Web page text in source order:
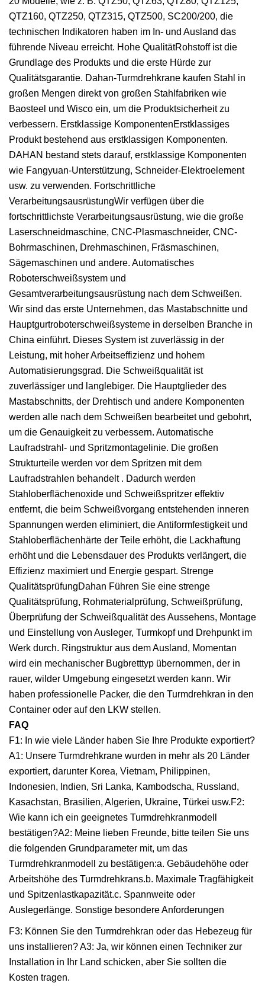
QTZ160, QTZ250, QTZ315, QTZ500, SC200/200, die
technischen Indikatoren haben im In- und Ausland das
führende Niveau erreicht. Hohe QualitätRohstoff ist die
Grundlage des Produkts und die erste Hürde zur
Qualitätsgarantie. Dahan-Turmdrehkrane kaufen Stahl in
großen Mengen direkt von großen Stahlfabriken wie
Baosteel und Wisco ein, um die Produktsicherheit zu
verbessern. Erstklassige KomponentenErstklassiges
Produkt bestehend aus erstklassigen Komponenten.
DAHAN bestand stets darauf, erstklassige Komponenten
wie Fangyuan-Unterstützung, Schneider-Elektroelement
usw. zu verwenden. Fortschrittliche
VerarbeitungsausrüstungWir verfügen über die
fortschrittlichste Verarbeitungsausrüstung, wie die große
Laserschneidmaschine, CNC-Plasmaschneider, CNC-
Bohrmaschinen, Drehmaschinen, Fräsmaschinen,
Sägemaschinen und andere. Automatisches
Roboterschweißsystem und
Gesamtverarbeitungsausrüstung nach dem Schweißen.
Wir sind das erste Unternehmen, das Mastabschnitte und
Hauptgurtroboterschweißsysteme in derselben Branche in
China einführt. Dieses System ist zuverlässig in der
Leistung, mit hoher Arbeitseffizienz und hohem
Automatisierungsgrad. Die Schweißqualität ist
zuverlässiger und langlebiger. Die Hauptglieder des
Mastabschnitts, der Drehtisch und andere Komponenten
werden alle nach dem Schweißen bearbeitet und gebohrt,
um die Genauigkeit zu verbessern. Automatische
Laufradstrahl- und Spritzmontagelinie. Die großen
Strukturteile werden vor dem Spritzen mit dem
Laufradstrahlen behandelt . Dadurch werden
Stahloberflächenoxide und Schweißspritzer effektiv
entfernt, die beim Schweißvorgang entstehenden inneren
Spannungen werden eliminiert, die Antiformfestigkeit und
Stahloberflächenhärte der Teile erhöht, die Lackhaftung
erhöht und die Lebensdauer des Produkts verlängert, die
Effizienz maximiert und Energie gespart. Strenge
QualitätsprüfungDahan Führen Sie eine strenge
Qualitätsprüfung, Rohmaterialprüfung, Schweißprüfung,
Überprüfung der Schweißqualität des Aussehens, Montage
und Einstellung von Ausleger, Turmkopf und Drehpunkt im
Werk durch. Ringstruktur aus dem Ausland, Momentan
wird ein mechanischer Bugbretttyp übernommen, der in
rauer, wilder Umgebung eingesetzt werden kann. Wir
haben professionelle Packer, die den Turmdrehkran in den
Container oder auf den LKW stellen.
FAQ
F1: In wie viele Länder haben Sie Ihre Produkte exportiert?
A1: Unsere Turmdrehkrane wurden in mehr als 20 Länder
exportiert, darunter Korea, Vietnam, Philippinen,
Indonesien, Indien, Sri Lanka, Kambodscha, Russland,
Kasachstan, Brasilien, Algerien, Ukraine, Türkei usw.F2:
Wie kann ich ein geeignetes Turmdrehkranmodell
bestätigen?A2: Meine lieben Freunde, bitte teilen Sie uns
die folgenden Grundparameter mit, um das
Turmdrehkranmodell zu bestätigen:a. Gebäudehöhe oder
Arbeitshöhe des Turmdrehkrans.b. Maximale Tragfähigkeit
und Spitzenlastkapazität.c. Spannweite oder
Auslegerlänge. Sonstige besondere Anforderungen
F3: Können Sie den Turmdrehkran oder das Hebezeug für
uns installieren? A3: Ja, wir können einen Techniker zur
Installation in Ihr Land schicken, aber Sie sollten die
Kosten tragen.